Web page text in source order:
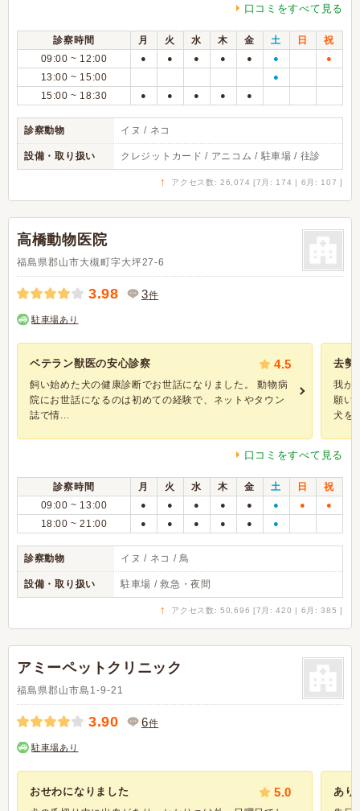
口コミをすべて見る
診察時間 月 火 水 木 金 土 日
祝
09:00 ~ 12:00
● ● ● ● ● ● ●
13:00 ~ 15:00 ●
15:00 ~ 18:30 ● ● ● ● ●
診察動物 イヌ / ネコ
設備・取り扱い クレジットカード / アニコム / 駐車場 / 往診
↑ アクセス数: 26,074 [7月: 174 | 6月: 107 ]
高橋動物医院
福島県郡山市大槻町字大坪27-6
3.98 3件
駐車場あり
ベテラン獣医の安心診察 4.5
飼い始めた犬の健康診断でお世話になりました。 動物病
院にお世話になるのは初めての経験で、ネットやタウン
誌で情...
去勢
我が
願い
犬を
口コミをすべて見る
診察時間 月 火 水 木 金 土 日
祝
09:00 ~ 13:00
● ● ● ● ● ● ● ●
18:00 ~ 21:00 ● ● ● ● ● ●
診察動物 イヌ / ネコ / 鳥
設備・取り扱い 駐車場 / 救急・夜間
↑ アクセス数: 50,696 [7月: 420 | 6月: 385 ]
アミーペットクリニック
福島県郡山市島1-9-21
3.90 6件
駐車場あり
おせわになりました 5.0 あり